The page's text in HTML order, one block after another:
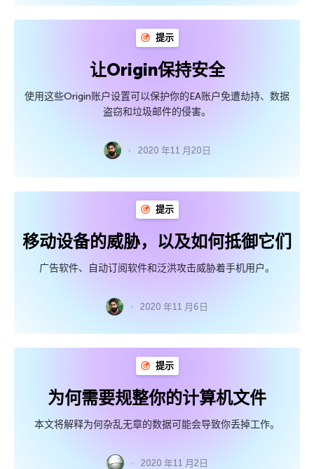
提示
让Origin保持安全
使用这些Origin账户设置可以保护你的EA账户免遭劫持、数据
盗窃和垃圾邮件的侵害。
2020 年11 月20日
提示
移动设备的威胁，以及如何抵御它们
广告软件、自动订阅软件和泛洪攻击威胁着手机用户。
2020 年11 月6日
提示
为何需要规整你的计算机文件
本文将解释为何杂乱无章的数据可能会导致你丢掉工作。
2020 年11 月2日